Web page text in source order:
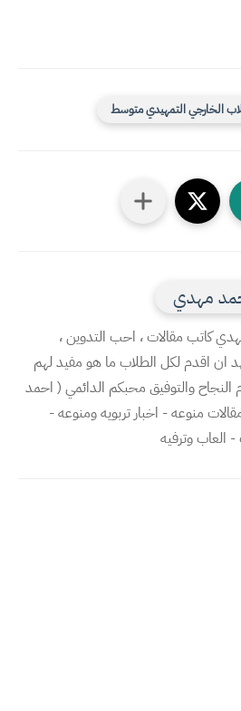
الخارجي التمهيدي متوسط
مهدي
كاتب مقالات ، احب التدوين ،
ان اقدم لكل الطلاب ما هو مفيد لهم
النجاح والتوفيق محبكم الدائمي ( احمد
منوعه - اخبار تربويه ومنوعه -
العاب وترفيه